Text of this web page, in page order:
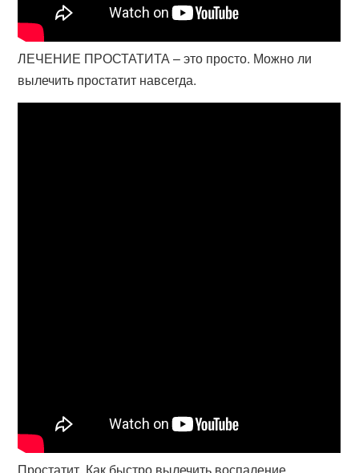
ЛЕЧЕНИЕ ПРОСТАТИТА – это просто. Можно ли
вылечить простатит навсегда.